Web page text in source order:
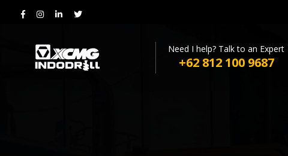
Need I help? Talk to an Expert
+62 812 100 9687